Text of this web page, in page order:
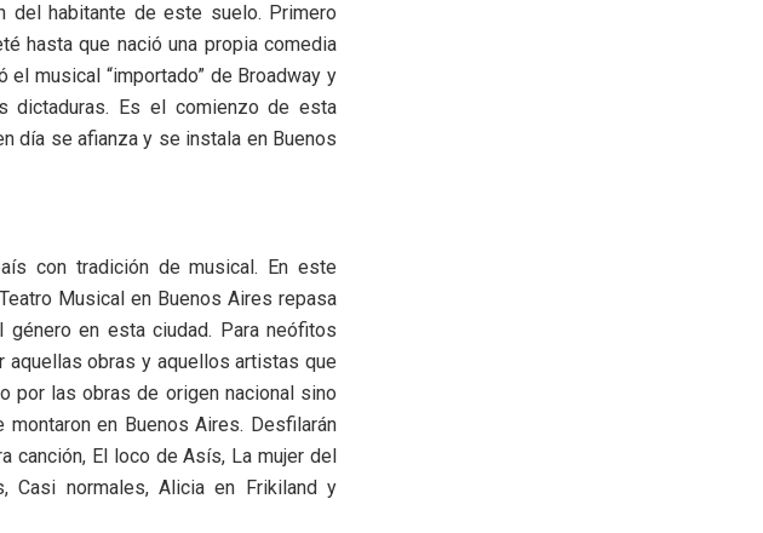
del habitante de este suelo. Primero
hasta que nació una propia comedia
musical “importado” de Broadway y
dictaduras. Es el comienzo de esta
día se afianza y se instala en Buenos
con tradición de musical. En este
Musical en Buenos Aires repasa
en esta ciudad. Para neófitos
aquellas obras y aquellos artistas que
por las obras de origen nacional sino
en Buenos Aires. Desfilarán
canción, El loco de Asís, La mujer del
Casi normales, Alicia en Frikiland y